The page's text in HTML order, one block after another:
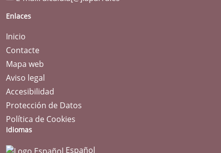
Enlaces
Inicio
Contacte
Mapa web
Aviso legal
Accesibilidad
Protección de Datos
Política de Cookies
Idiomas
Español